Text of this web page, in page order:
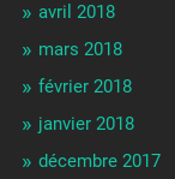
avril 2018
mars 2018
février 2018
janvier 2018
décembre 2017